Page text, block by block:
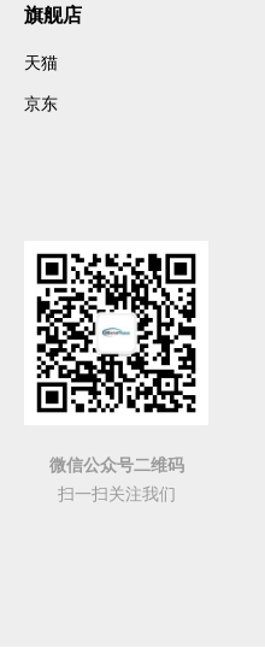
旗舰店
天猫
京东
微信公众号二维码
扫一扫关注我们